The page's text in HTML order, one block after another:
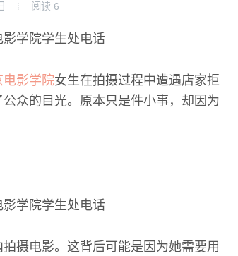
阅读 6
电影学院女生在拍摄过程中遭遇店家拒
众的目光。原本只是件小事，却因为
摄电影。这背后可能是因为她需要用